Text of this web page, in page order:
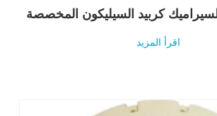
كربيد السيليكون المخصصة
اقرأ المزيد